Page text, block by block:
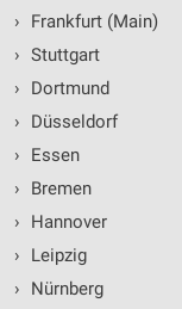
›
Frankfurt (Main)
› Stuttgart
›
Dortmund
›
Düsseldorf
›
Essen
›
Bremen
›
Hannover
›
Leipzig
›
Nürnberg